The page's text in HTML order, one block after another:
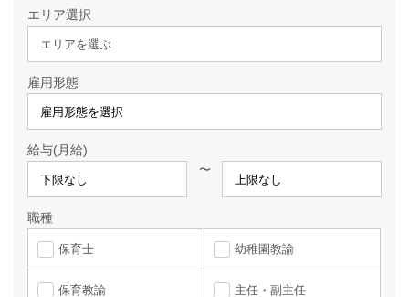
エリア選択
エリアを選ぶ
雇用形態
給与(月給)
〜
職種
保育士 幼稚園教諭
保育教諭 主任・副主任